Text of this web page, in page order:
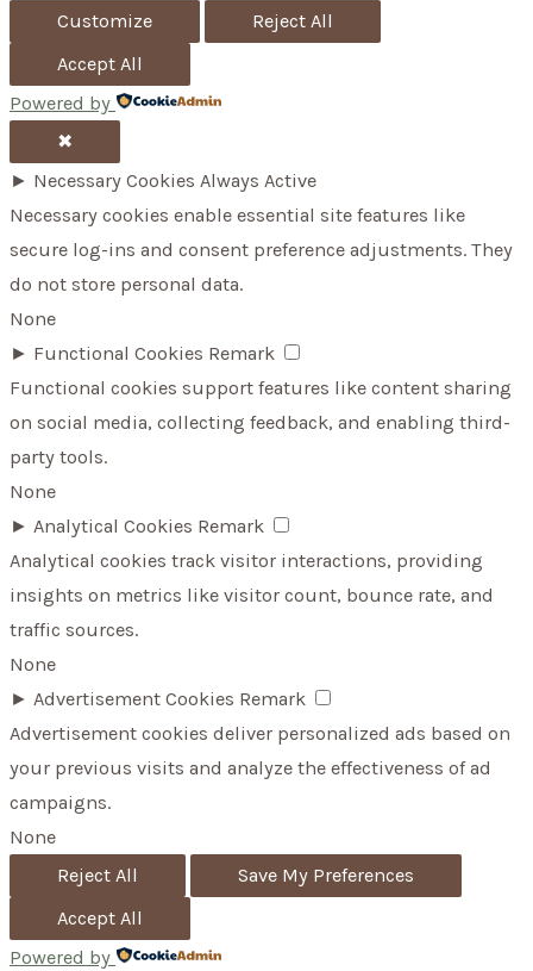
Customize
Reject All
Accept All
Powered by
✖
► Necessary Cookies Always Active
Necessary cookies enable essential site features like
secure log-ins and consent preference adjustments. They
do not store personal data.
None
► Functional Cookies Remark
Functional cookies support features like content sharing
on social media, collecting feedback, and enabling third-
party tools.
None
► Analytical Cookies Remark
Analytical cookies track visitor interactions, providing
insights on metrics like visitor count, bounce rate, and
traffic sources.
None
► Advertisement Cookies Remark
Advertisement cookies deliver personalized ads based on
your previous visits and analyze the effectiveness of ad
campaigns.
None
Reject All
Save My Preferences
Accept All
Powered by